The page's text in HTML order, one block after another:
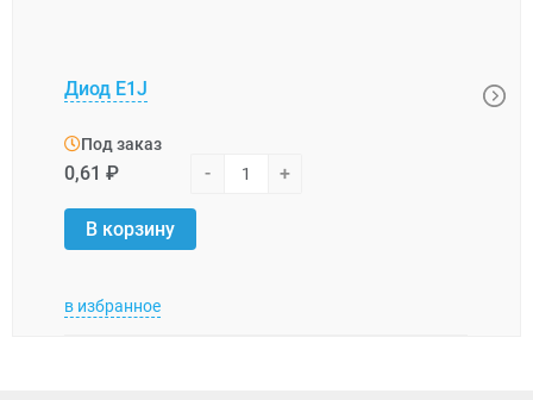
Диод E1J
Под заказ
0,61 ₽ - +
В корзину
в избранное